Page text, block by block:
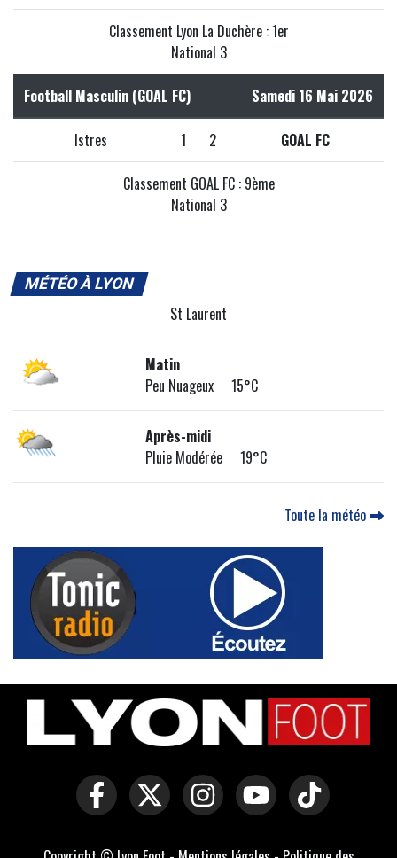
Classement Lyon La Duchère : 1er
National 3
Football Masculin (GOAL FC) Samedi 16 Mai 2026
Istres 1 2 GOAL FC
Classement GOAL FC : 9ème
National 3
MÉTÉO À LYON
St Laurent
Matin
Peu Nuageux 15°C
Après-midi
Pluie Modérée 19°C
Toute la météo